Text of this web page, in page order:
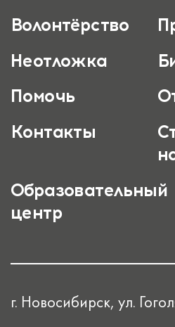
Волонтёрство
Неотложка
Помочь
Контакты
Образовательный
центр
г. Новосибирск, ул.